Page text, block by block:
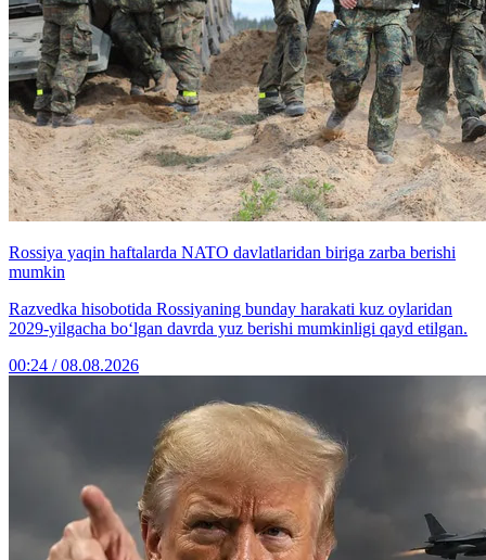
Rossiya yaqin haftalarda NATO davlatlaridan biriga zarba berishi
mumkin
Razvedka hisobotida Rossiyaning bunday harakati kuz oylaridan
2029-yilgacha bo‘lgan davrda yuz berishi mumkinligi qayd etilgan.
00:24 / 08.08.2026